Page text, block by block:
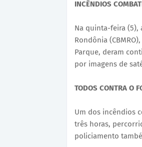
INCÊNDIOS
Na quinta-feira
Rondônia
Parque, deram
por imagens de
TODOS CONTRA O
Um dos incêndios
três horas,
policiamento